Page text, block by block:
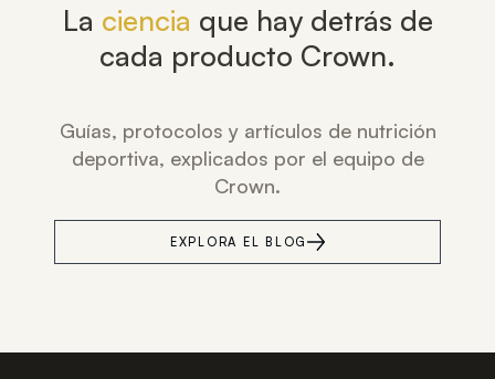
La ciencia que hay detrás de
cada producto Crown.
Guías, protocolos y artículos de nutrición
deportiva, explicados por el equipo de
Crown.
EXPLORA EL BLOG